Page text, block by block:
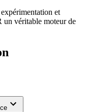
et
un véritable moteur de